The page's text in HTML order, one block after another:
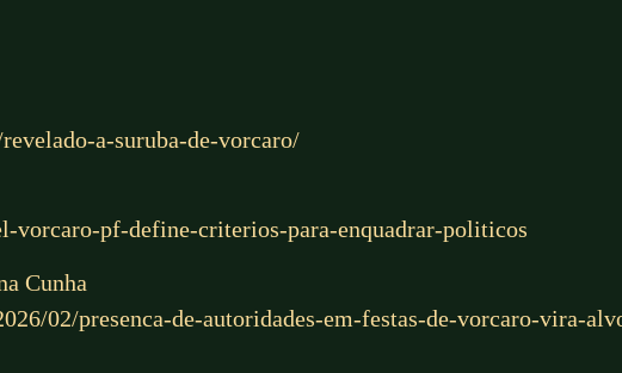
a-suruba-de-vorcaro/
vorcaro-pf-define-criterios-para-enquadrar-politicos
Cunha
02/presenca-de-autoridades-em-festas-de-vorcaro-vira-